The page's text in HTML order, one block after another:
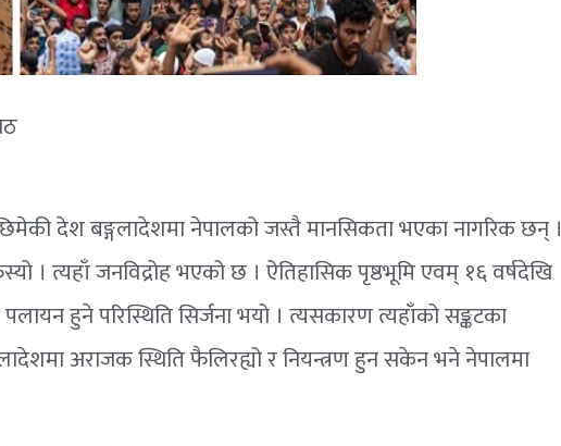
छिमेकी देश बङ्गलादेशमा नेपालको जस्तै मानसिकता भएका नागरिक छन् ।
। त्यहाँ जनविद्रोह भएको छ । ऐतिहासिक पृष्ठभूमि एवम् १६ वर्षदेखि
हुने परिस्थिति सिर्जना भयो । त्यसकारण त्यहाँको सङ्कटका
अराजक स्थिति फैलिरह्यो र नियन्त्रण हुन सकेन भने नेपालमा